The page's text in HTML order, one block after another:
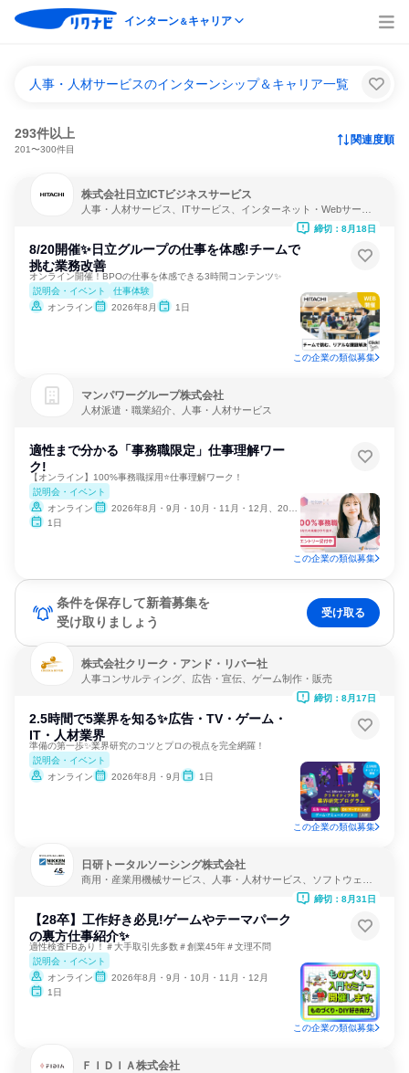
インターン＆キャリア
人事・人材サービスのインターンシップ＆キャリア一覧
293件以上
201〜300件目
関連度順
株式会社日立ICTビジネスサービス
人事・人材サービス、ITサービス、インターネット・Webサービ
8/20開催✨日立グループの仕事を体感!チームで
挑む業務改善
オンライン開催！BPOの仕事を体感できる3時間コンテンツ✨
説明会・イベント
仕事体験
オンライン
2026年8月 1日
締切：8月18日
この企業の類似募集
マンパワーグループ株式会社
人材派遣・職業紹介、人事・人材サービス
適性まで分かる「事務職限定」仕事理解ワー
ク!
【オンライン】100%事務職採用⭐仕事理解ワーク！
説明会・イベント
オンライン
2026年8月・9月・10月・11月・12月、2027年1月
1日
この企業の類似募集
条件を保存して新着募集を
受け取りましょう
受け取る
株式会社クリーク・アンド・リバー社
人事コンサルティング、広告・宣伝、ゲーム制作・販売
2.5時間で5業界を知る✨広告・TV・ゲーム・
IT・人材業界
準備の第一歩✨業界研究のコツとプロの視点を完全網羅！
説明会・イベント
オンライン
2026年8月・9月 1日
締切：8月17日
この企業の類似募集
日研トータルソーシング株式会社
商用・産業用機械サービス、人事・人材サービス、ソフトウェア
【28卒】工作好き必見!ゲームやテーマパーク
の裏方仕事紹介✨
適性検査FBあり！＃大手取引先多数＃創業45年＃文理不問
説明会・イベント
オンライン
2026年8月・9月・10月・11月・12月
1日
締切：8月31日
この企業の類似募集
ＦＩＤＩＡ株式会社